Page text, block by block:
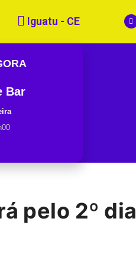
Iguatu - CE
Bar
pelo 2º dia